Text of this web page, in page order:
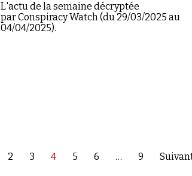
L'actu de la semaine décryptée
par Conspiracy Watch (du 29/03/2025 au
04/04/2025).
2 3 4 5 6 … 9